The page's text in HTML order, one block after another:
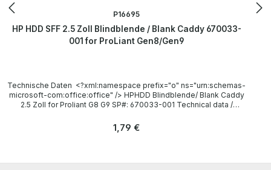
P16695
HP HDD SFF 2.5 Zoll Blindblende / Blank Caddy 670033-
001 for ProLiant Gen8/Gen9
Technische Daten <?xml:namespace prefix="o" ns="urn:schemas-
microsoft-com:office:office" /> HPHDD Blindblende/ Blank Caddy
2.5 Zoll for Proliant G8 G9 SP#: 670033-001 Technical data /
667276-001 Compatibility / Kompatibilität HP Proliant Gen8 / Gen9
Server Accessories / Zubehör none / keins LieferumfangDelivery /
Informationen und Details finden Sie auf den Seiten des
Regulärer Preis:
1,79 €